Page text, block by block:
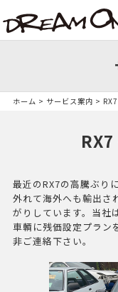
ホーム > サービス案内 >
最近のRX7の高騰ぶり
外れて海外へも輸出さ
がりしています。当社
車輌に残価設定プラン
非ご連絡下さい。